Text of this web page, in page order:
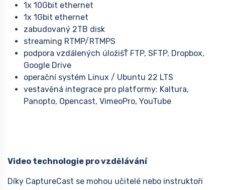
1x 10Gbit ethernet
1x 1Gbit ethernet
zabudovaný 2TB disk
streaming RTMP/RTMPS
podpora vzdálených úložišŤ FTP, SFTP, Dropbox,
Google Drive
operační systém Linux / Ubuntu 22 LTS
vestavěná integrace pro platformy: Kaltura,
Panopto, Opencast, VimeoPro, YouTube
Video technologie pro vzdělávání
Díky CaptureCast se mohou učitelé nebo instruktoři